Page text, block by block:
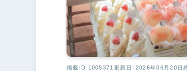
掲載ID 1005371 更新日：2026年06月20日